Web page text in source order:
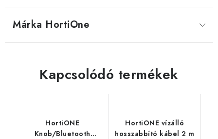
Márka HortiOne
Kapcsolódó termékek
HortiONE
Knob/Bluetooth
HortiONE vízálló
hosszabbító kábel 2 m